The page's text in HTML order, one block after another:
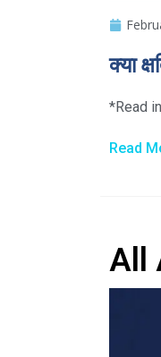
क्या
*Read
Read
All